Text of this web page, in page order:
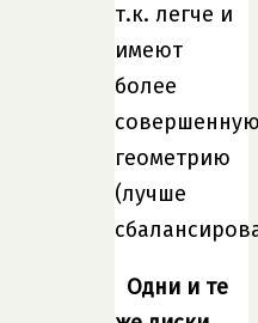
т.к. легче и
имеют
более
геометрию
(лучше
Одни и те